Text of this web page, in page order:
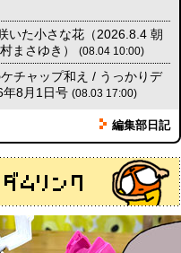
（2026.8.3 朝エッセイと更
報）
(ほり) (08.03 10:00)
いた小さな花（2026.8.4 朝
まさゆき）
(08.04 10:00)
チャップ和え / うっかりデ
年8月1日号 (08.03 17:00)
編集部日記